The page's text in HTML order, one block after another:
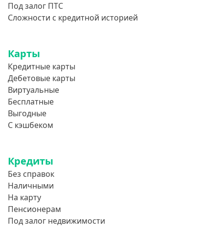
Под залог ПТС
Сложности с кредитной историей
Карты
Кредитные карты
Дебетовые карты
Виртуальные
Бесплатные
Выгодные
С кэшбеком
Кредиты
Без справок
Наличными
На карту
Пенсионерам
Под залог недвижимости